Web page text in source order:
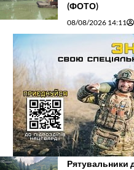
(ФОТО)
08/08/2026 14:11
Рятувальники